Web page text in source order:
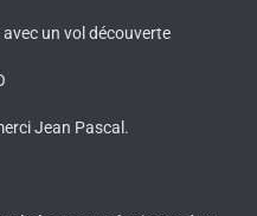
un vol découverte
Jean Pascal.